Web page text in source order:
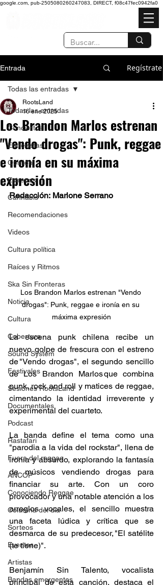
google.com, pub-2505080260247083, DIRECT, f08c47fec0942fa0
Entrada Regístrate
Todas las entradas
Conciertos
Entrevistas
Opinión
Estrenos
Cannabis
Recomendaciones
Videos
Cultura política
Raíces y Ritmos
Ska Sin Fronteras
Noticia
Cultura
Cobertura
Sound System
Festivales
Sesiones RootsLand
Documentales
Podcast
Rastafari
Fuera del reggae
ANCOP
Conociendo Reggae
Columna del día
Sorteos
Eventos
Artistas
Bandas emergentes
Todas las entradas
Los Brandon Marlos estrenan
"Vendo drogas": Punk, reggae
e ironía en su máxima
expresión
RootsLand
16 ene 2025
Redacción: Marlone Serrano
Los Brandon Marlos estrenan "Vendo
drogas": Punk, reggae e ironía en su
máxima expresión
La escena punk chilena recibe un
nuevo golpe de frescura con el estreno
de "Vendo drogas", el segundo sencillo
de Los Brandon Marlos que combina
punk, rock and roll y matices de reggae,
cimentando la identidad irreverente y
experimental del cuarteto.
La banda define el tema como una
"parodia a la vida del rockstar", llena de
ironía y absurdo, explorando la fantasía
de músicos vendiendo drogas para
financiar su arte. Con un coro
provocador y una notable atención a los
arreglos vocales, el sencillo muestra
una faceta lúdica y crítica que se
desmarca de su predecesor, "El satélite
(te tiene)".
Benjamín Sin Talento, vocalista
principal de esta canción, destaca el